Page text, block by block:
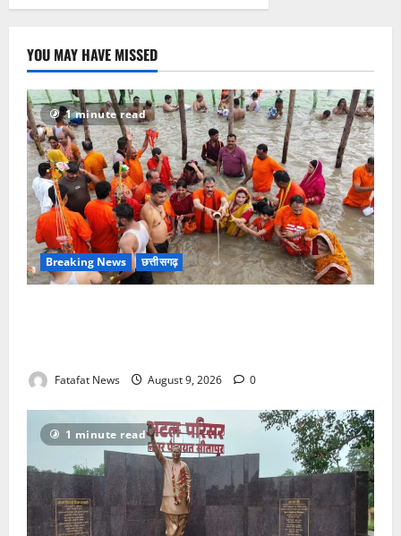
खुलासा
आरोपी
गिरफ्तार…
देवी
मां
के
चढ़ावे
के
सोने-
चांदी
के
जेवर
बरामद…
गड्ढा
खोदकर
छिपाए
थे
चोरी
के
आभूषण
YOU MAY HAVE MISSED
1 minute read
Breaking News छत्तीसगढ़
Fatafat News August 9, 2026 0
1 minute read